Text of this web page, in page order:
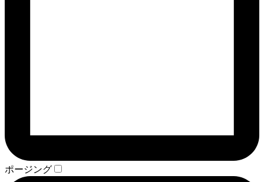
ポージング